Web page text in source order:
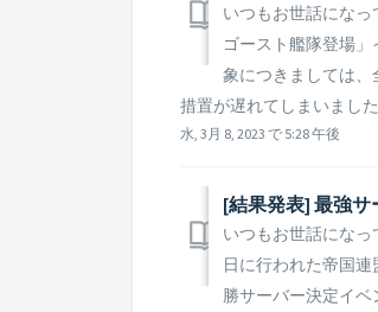
いつもお世話になっ
ゴースト艦隊登場
象につきましては
措置が遅れてしまいまし
水, 3月 8, 2023 で 5:28 午後
[結果発表] 最強
いつもお世話になっ
日に行われた帝国
勝サーバー決定イ